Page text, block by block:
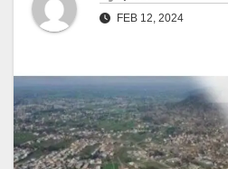
FEB 12, 2024